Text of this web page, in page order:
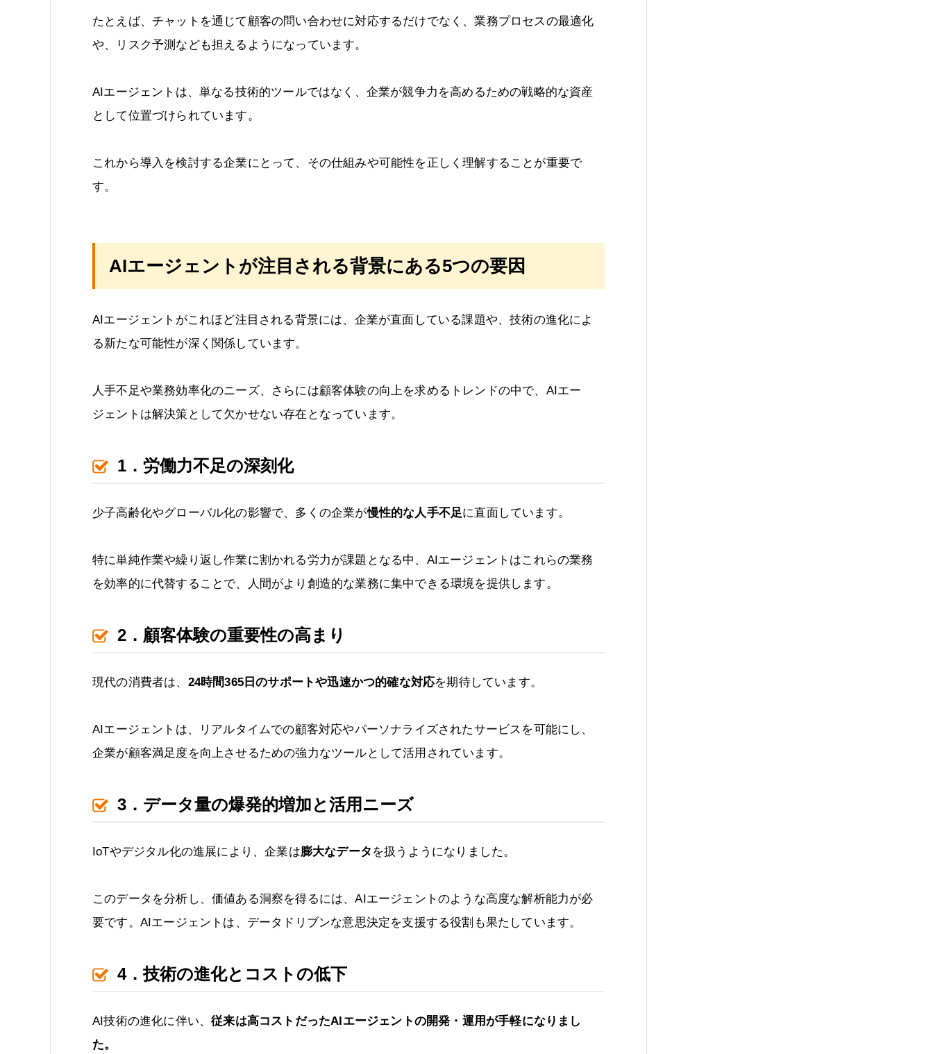
たとえば、チャットを通じて顧客の問い合わせに対応するだけでなく、業務プロセスの最適化
や、リスク予測なども担えるようになっています。
AIエージェントは、単なる技術的ツールではなく、企業が競争力を高めるための戦略的な資産
として位置づけられています。
これから導入を検討する企業にとって、その仕組みや可能性を正しく理解することが重要で
す。
AIエージェントが注目される背景にある5つの要因
AIエージェントがこれほど注目される背景には、企業が直面している課題や、技術の進化によ
る新たな可能性が深く関係しています。
人手不足や業務効率化のニーズ、さらには顧客体験の向上を求めるトレンドの中で、AIエー
ジェントは解決策として欠かせない存在となっています。
1．労働力不足の深刻化
少子高齢化やグローバル化の影響で、多くの企業が慢性的な人手不足に直面しています。
特に単純作業や繰り返し作業に割かれる労力が課題となる中、AIエージェントはこれらの業務
を効率的に代替することで、人間がより創造的な業務に集中できる環境を提供します。
2．顧客体験の重要性の高まり
現代の消費者は、 24時間365日のサポートや迅速かつ的確な対応を期待しています。
AIエージェントは、リアルタイムでの顧客対応やパーソナライズされたサービスを可能にし、
企業が顧客満足度を向上させるための強力なツールとして活用されています。
3．データ量の爆発的増加と活用ニーズ
IoTやデジタル化の進展により、企業は膨大なデータ を扱うようになりました。
このデータを分析し、価値ある洞察を得るには、AIエージェントのような高度な解析能力が必
要です。AIエージェントは、データドリブンな意思決定を支援する役割も果たしています。
4．技術の進化とコストの低下
AI技術の進化に伴い、従来は高コストだったAIエージェントの開発・運用が手軽になりまし
た。